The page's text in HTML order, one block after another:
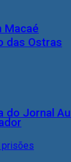
das Ostras
do Jornal
Macaé